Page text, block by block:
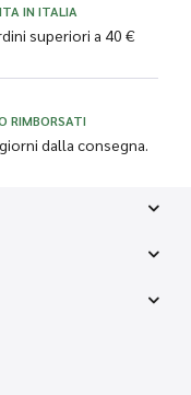
IN ITALIA
superiori a 40 €
RIMBORSATI
dalla consegna.